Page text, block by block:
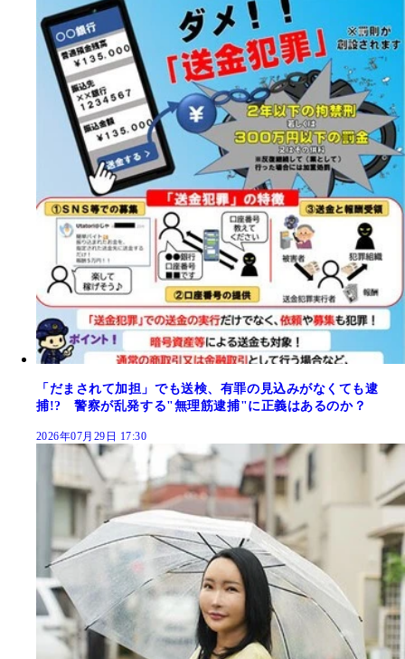
「だまされて加担」でも送検、有罪の見込みがなくても逮
捕!? 警察が乱発する"無理筋逮捕"に正義はあるのか？
2026年07月29日 17:30